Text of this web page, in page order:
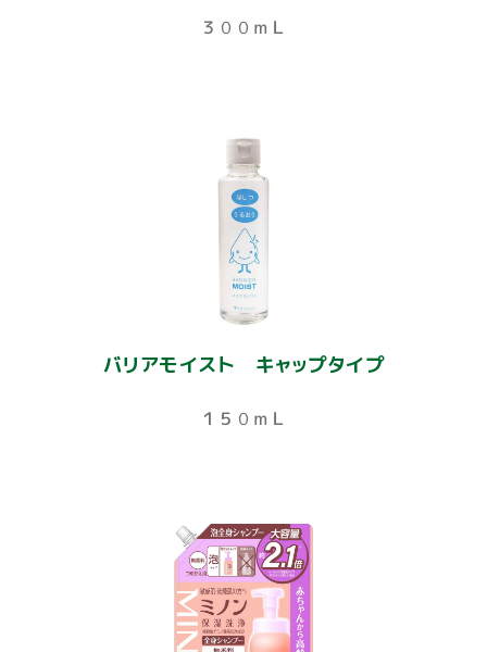
３００ｍＬ
バリアモイスト キャップタイプ
１５０ｍＬ